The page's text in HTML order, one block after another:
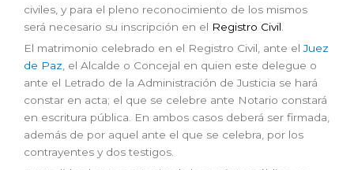
civiles, y para el pleno reconocimiento de los mismos
será necesario su inscripción en el Registro Civil
El matrimonio celebrado en el Registro Civil, ante elJuez
de Paz , el Alcalde o Concejal en quien este delegue o
ante el Letrado de la Administración de Justicia se hará
constar en acta; el que se celebre ante Notario constará
en escritura pública. En ambos casos deberá ser firmada,
además de por aquel ante el que se celebra, por los
contrayentes y dos testigos.